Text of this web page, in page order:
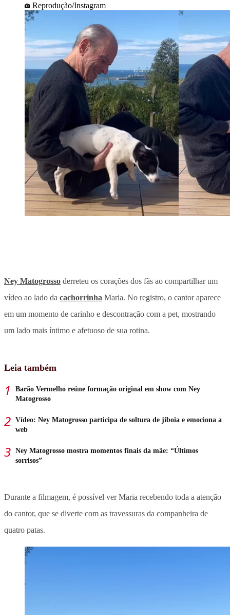
Reprodução/Instagram
Ney Matogrosso derreteu os corações dos fãs ao compartilhar um
vídeo ao lado da cachorrinha Maria. No registro, o cantor aparece
em um momento de carinho e descontração com a pet, mostrando
um lado mais íntimo e afetuoso de sua rotina.
Leia também
Barão Vermelho reúne formação original em show com Ney
Matogrosso
Vídeo: Ney Matogrosso participa de soltura de jiboia e emociona a
web
Ney Matogrosso mostra momentos finais da mãe: “Últimos
sorrisos”
Durante a filmagem, é possível ver Maria recebendo toda a atenção
do cantor, que se diverte com as travessuras da companheira de
quatro patas.